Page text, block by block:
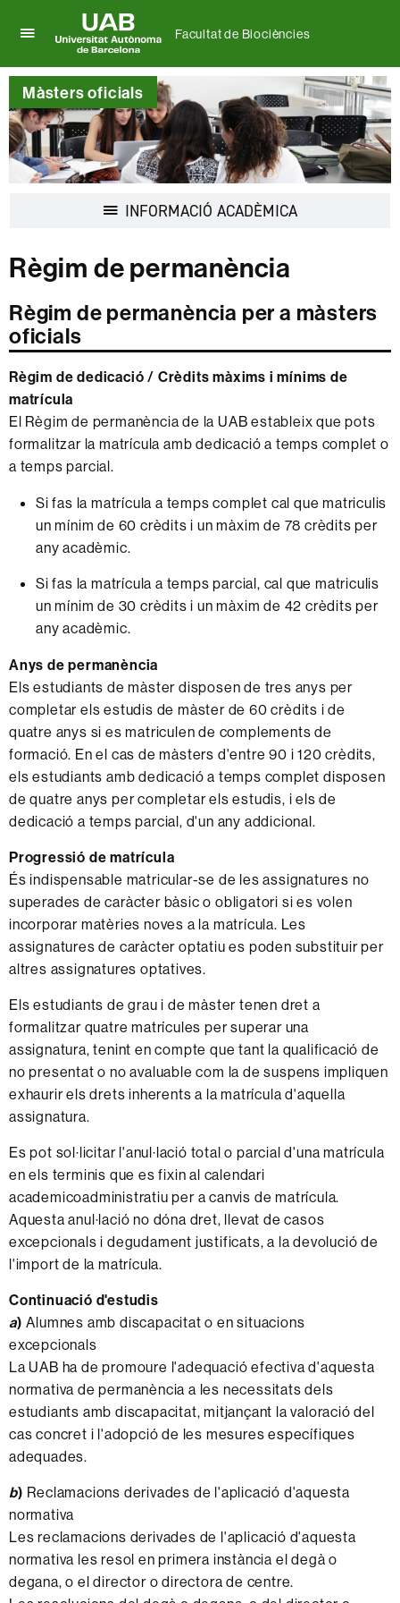
per
desplegar
el
menú
de
Facultat
de
Universitat
Autònoma
de
Barcelona
Facultat de Biociències
Màsters oficials
INFORMACIÓ ACADÈMICA
Règim de permanència
Règim de permanència per a màsters
oficials
Règim de dedicació / Crèdits màxims i mínims de
matrícula
El Règim de permanència de la UAB estableix que pots
formalitzar la matrícula amb dedicació a temps complet o
a temps parcial.
Si fas la matrícula a temps complet cal que matriculis
un mínim de 60 crèdits i un màxim de 78 crèdits per
any acadèmic.
Si fas la matrícula a temps parcial, cal que matriculis
un mínim de 30 crèdits i un màxim de 42 crèdits per
any acadèmic.
Anys de permanència
Els estudiants de màster disposen de tres anys per
completar els estudis de màster de 60 crèdits i de
quatre anys si es matriculen de complements de
formació. En el cas de màsters d'entre 90 i 120 crèdits,
els estudiants amb dedicació a temps complet disposen
de quatre anys per completar els estudis, i els de
dedicació a temps parcial, d'un any addicional.
Progressió de matrícula
És indispensable matricular-se de les assignatures no
superades de caràcter bàsic o obligatori si es volen
incorporar matèries noves a la matrícula. Les
assignatures de caràcter optatiu es poden substituir per
altres assignatures optatives.
Els estudiants de grau i de màster tenen dret a
formalitzar quatre matrícules per superar una
assignatura, tenint en compte que tant la qualificació de
no presentat o no avaluable com la de suspens impliquen
exhaurir els drets inherents a la matrícula d'aquella
assignatura.
Es pot sol·licitar l'anul·lació total o parcial d'una matrícula
en els terminis que es fixin al calendari
academicoadministratiu per a canvis de matrícula.
Aquesta anul·lació no dóna dret, llevat de casos
excepcionals i degudament justificats, a la devolució de
l'import de la matrícula.
Continuació d'estudis
a) Alumnes amb discapacitat o en situacions
excepcionals
La UAB ha de promoure l'adequació efectiva d'aquesta
normativa de permanència a les necessitats dels
estudiants amb discapacitat, mitjançant la valoració del
cas concret i l'adopció de les mesures específiques
adequades.
b) Reclamacions derivades de l'aplicació d'aquesta
normativa
Les reclamacions derivades de l'aplicació d'aquesta
normativa les resol en primera instància el degà o
degana, o el director o directora de centre.